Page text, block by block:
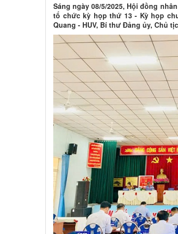
Sáng ngày 08/5/2025, Hội đồng
tổ chức kỳ họp thứ 13 - Kỳ họp
Quang - HUV, Bí thư Đảng ủy, Chủ